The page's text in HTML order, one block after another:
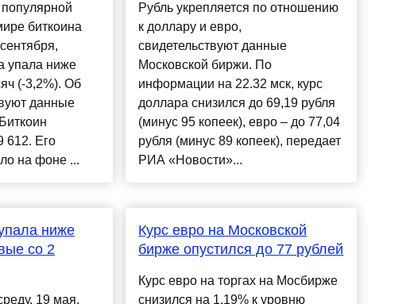
биткоина
упала ниже
(-3,2%). Об
данные
612. Его
на фоне ...
ниже
со 2
19 мая,
Рубль укрепляется по отношению
к доллару и евро,
свидетельствуют данные
Московской биржи. По
информации на 22.32 мск, курс
доллара снизился до 69,19 рубля
(минус 95 копеек), евро – до 77,04
рубля (минус 89 копеек), передает
РИА «Новости»...
Курс евро на Московской
бирже опустился до 77 рублей
Курс евро на торгах на Мосбирже
снизился на 1,19% к уровню